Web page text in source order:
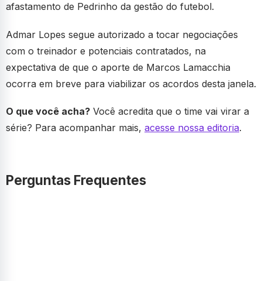
afastamento de Pedrinho da gestão do futebol.
Admar Lopes segue autorizado a tocar negociações
com o treinador e potenciais contratados, na
expectativa de que o aporte de Marcos Lamacchia
ocorra em breve para viabilizar os acordos desta janela.
O que você acha? Você acredita que o time vai virar a
série? Para acompanhar mais, acesse nossa editoria.
Perguntas Frequentes